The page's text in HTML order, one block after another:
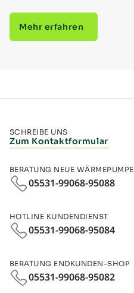
Mehr erfahren
SCHREIBE UNS
Zum Kontaktformular
BERATUNG NEUE WÄRMEPUMPE
05531-99068-95088
HOTLINE KUNDENDIENST
05531-99068-95084
BERATUNG ENDKUNDEN-SHOP
05531-99068‑95082